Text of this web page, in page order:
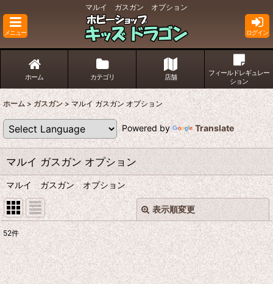
マルイ ガスガン オプション
メニュー ログイン
ホーム カテゴリ 店舗
フィールドレギュレー
ション
ホーム > ガスガン > マルイ ガスガン オプション
Powered by Translate
マルイ ガスガン オプション
マルイ ガスガン オプション
表示順変更
表示数:
並び順 :
閉じる
52件